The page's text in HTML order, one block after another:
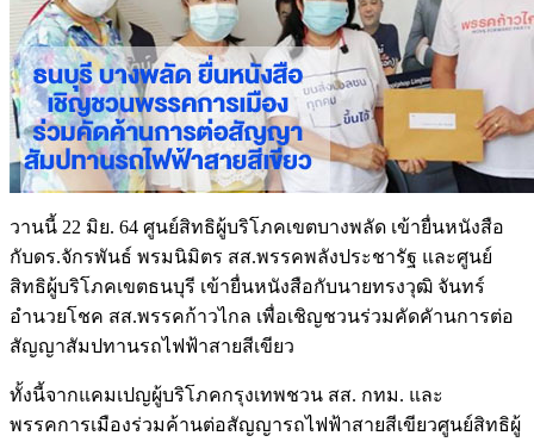
วานนี้ 22 มิย. 64 ศูนย์สิทธิผู้บริโภคเขตบางพลัด เข้ายื่นหนังสือ
กับดร.จักรพันธ์ พรมนิมิตร สส.พรรคพลังประชารัฐ และศูนย์
สิทธิผู้บริโภคเขตธนบุรี เข้ายื่นหนังสือกับนายทรงวุฒิ จันทร์
อำนวยโชค สส.พรรคก้าวไกล เพื่อเชิญชวนร่วมคัดคัานการต่อ
สัญญาสัมปทานรถไฟฟ้าสายสีเขียว
ทั้งนี้จากแคมเปญผู้บริโภคกรุงเทพชวน สส. กทม. และ
พรรคการเมืองร่วมค้านต่อสัญญารถไฟฟ้าสายสีเขียวศูนย์สิทธิผู้